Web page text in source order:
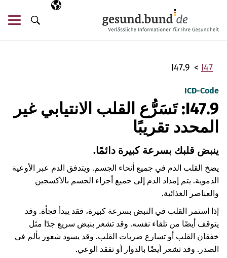
اللغة المختارة
AR
البحث
I47
I47.9
ICD-Code
I47.9: تَسَرُّع القلب الانتيابي غير
المحدد تقريبًا
ينبض قلبك بسرعة كبيرة دائمًا.
يضخ القلب الدم في جميع أنحاء الجسم. ويتدفق الدم عبر الأوعية
الدموية. يتم إمداد الدم إلى جميع أجزاء الجسم بالأكسجين
والعناصر الغذائية.
إذا استمر القلب في النبض بسرعة كبيرة، فقد يبدأ فجأة. وقد
يتوقف أيضًا من تلقاء نفسه. وقد تشعر بنبض سريع جدًا مثل
خفقان القلب أو تسارع ضربات القلب. وقد يسود شعور بألم في
الصدر. وقد تشعر أيضًا بالدوار أو تفقد الوعي.